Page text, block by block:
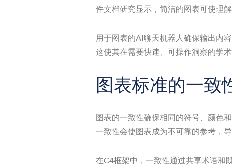
件文档研究显示，简洁的图表可使理
用于图表的AI聊天机器人确保输出内
这使其在需要快速、可操作洞察的学
图表标准的一致
图表的一致性确保相同的符号、颜色
一致性会使图表成为不可靠的参考，
在C4框架中，一致性通过共享术语和